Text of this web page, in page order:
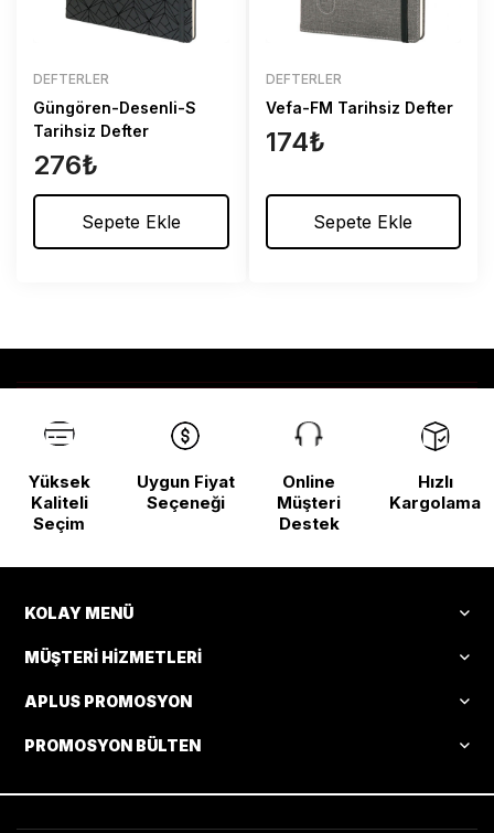
DEFTERLER
Güngören-Desenli-S
Tarihsiz Defter
276₺
Sepete Ekle
DEFTERLER
Vefa-FM Tarihsiz Defter
174₺
Sepete Ekle
Yüksek
Kaliteli
Seçim
Uygun Fiyat
Seçeneği
Online
Müşteri
Destek
Hızlı
Kargolama
KOLAY MENÜ
MÜŞTERI HIZMETLERI
APLUS PROMOSYON
PROMOSYON BÜLTEN